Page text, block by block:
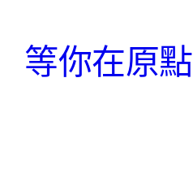
等你在原點